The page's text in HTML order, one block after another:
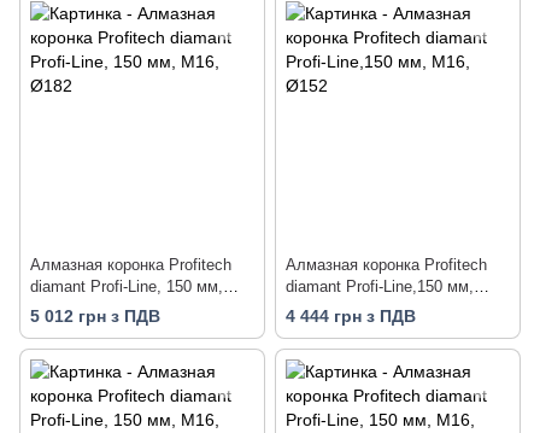
Алмазная коронка Profitech
diamant Profi-Line, 150 мм,
М16, Ø182
5 012 грн з ПДВ
Алмазная коронка Profitech
diamant Profi-Line,150 мм,
М16, Ø152
4 444 грн з ПДВ